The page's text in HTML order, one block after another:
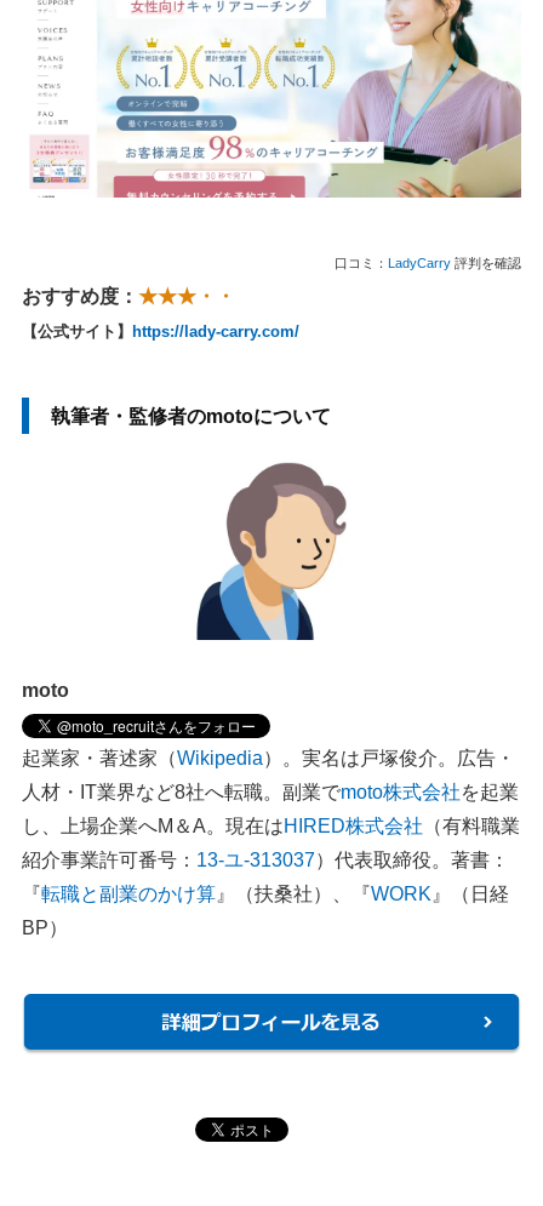
口コミ： LadyCarry 評判を確認
おすすめ度： ★★★・・
【公式サイト】 https://lady-carry.com/
執筆者・監修者のmotoについて
moto
起業家・著述家（Wikipedia）。実名は戸塚俊介。広告・
人材・IT業界など8社へ転職。副業でmoto株式会社を起業
し、上場企業へM＆A。現在はHIRED株式会社 （有料職業
紹介事業許可番号： 13-ユ-313037）代表取締役。著書：
『転職と副業のかけ算 』（扶桑社）、『WORK 』（日経
BP）